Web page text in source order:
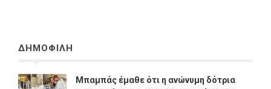
ΔΗΜΟΦΙΛΗ
Μπαμπάς έμαθε ότι η ανώνυμη δότρια